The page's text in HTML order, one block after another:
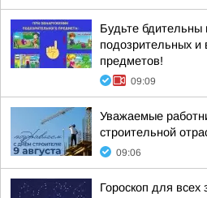
Будьте бдительны
подозрительных и
предметов!
09:09
Уважаемые
строительной
09:06
Гороскоп для всех